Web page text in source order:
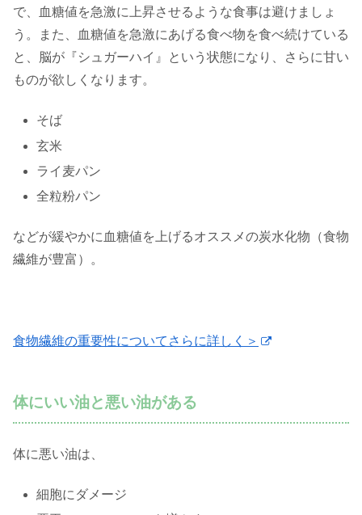
で、血糖値を急激に上昇させるような食事は避けましょ
う。また、血糖値を急激にあげる食べ物を食べ続けている
と、脳が『シュガーハイ』という状態になり、さらに甘い
ものが欲しくなります。
そば
玄米
ライ麦パン
全粒粉パン
などが緩やかに血糖値を上げるオススメの炭水化物（食物
繊維が豊富）。
食物繊維の重要性についてさらに詳しく＞
体にいい油と悪い油がある
体に悪い油は、
細胞にダメージ